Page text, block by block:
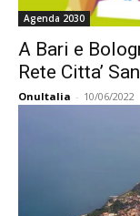
Agenda 2030
A Bari e
Rete Citta’
OnuItalia - 10/06/2022